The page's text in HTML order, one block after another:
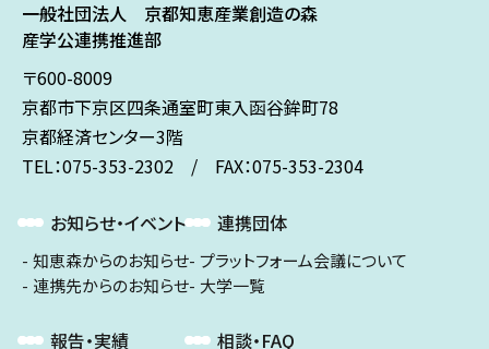
一般社団法人 京都知恵産業創造の森
産学公連携推進部
〒600-8009
京都市下京区四条通室町東入函谷鉾町78
京都経済センター3階
TEL：075-353-2302 / FAX：075-353-2304
お知らせ・イベント
知恵森からのお知らせ
連携先からのお知らせ
報告・実績
連携団体
プラットフォーム会議について
大学一覧
相談・FAQ